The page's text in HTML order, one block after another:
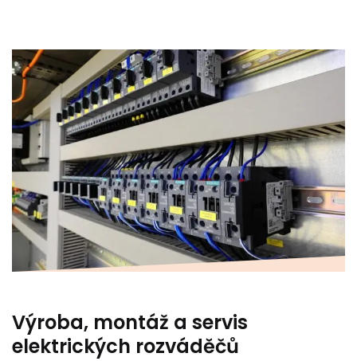
Výroba, montáž a servis
elektrických rozváděčů